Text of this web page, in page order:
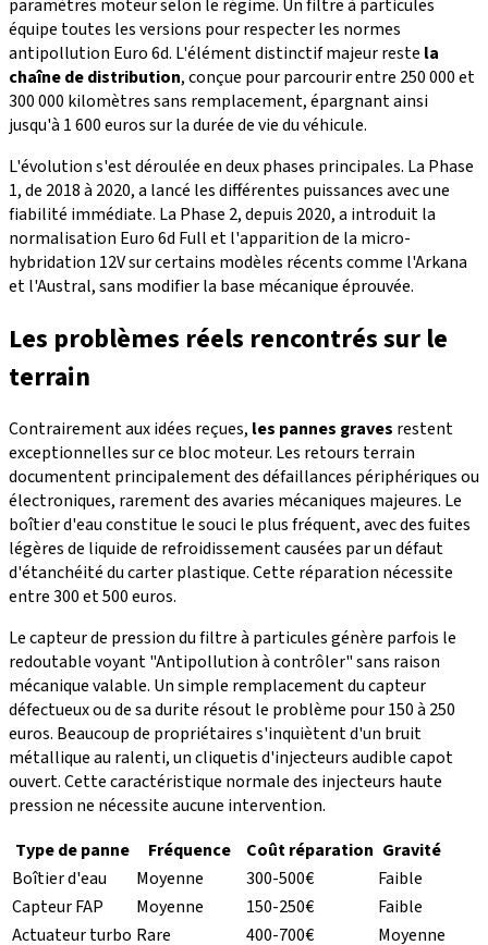
paramètres moteur selon le régime. Un filtre à particules
équipe toutes les versions pour respecter les normes
antipollution Euro 6d. L'élément distinctif majeur reste la
chaîne de distribution, conçue pour parcourir entre 250 000 et
300 000 kilomètres sans remplacement, épargnant ainsi
jusqu'à 1 600 euros sur la durée de vie du véhicule.
L'évolution s'est déroulée en deux phases principales. La Phase
1, de 2018 à 2020, a lancé les différentes puissances avec une
fiabilité immédiate. La Phase 2, depuis 2020, a introduit la
normalisation Euro 6d Full et l'apparition de la micro-
hybridation 12V sur certains modèles récents comme l'Arkana
et l'Austral, sans modifier la base mécanique éprouvée.
Les problèmes réels rencontrés sur le
terrain
Contrairement aux idées reçues, les pannes graves restent
exceptionnelles sur ce bloc moteur. Les retours terrain
documentent principalement des défaillances périphériques ou
électroniques, rarement des avaries mécaniques majeures. Le
boîtier d'eau constitue le souci le plus fréquent, avec des fuites
légères de liquide de refroidissement causées par un défaut
d'étanchéité du carter plastique. Cette réparation nécessite
entre 300 et 500 euros.
Le capteur de pression du filtre à particules génère parfois le
redoutable voyant "Antipollution à contrôler" sans raison
mécanique valable. Un simple remplacement du capteur
défectueux ou de sa durite résout le problème pour 150 à 250
euros. Beaucoup de propriétaires s'inquiètent d'un bruit
métallique au ralenti, un cliquetis d'injecteurs audible capot
ouvert. Cette caractéristique normale des injecteurs haute
pression ne nécessite aucune intervention.
Type de panne
Fréquence Coût réparation Gravité
Boîtier d'eau
Moyenne 300-500€
Faible
Capteur FAP
Moyenne 150-250€
Faible
Actuateur turbo Rare 400-700€ Moyenne